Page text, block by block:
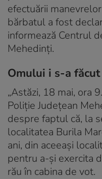
efectuării
bărbatul a fost
informează Centrul
Mehedinți.
Omului i s-a
„Astăzi, 18 mai, ora
Poliţie Judeţean
despre faptul că, la
localitatea Burila
ani, din aceeași
pentru a-şi exercita
rău în cabina de vot.